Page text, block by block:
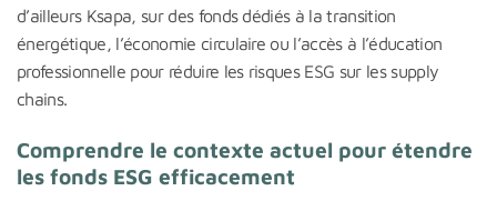
d’ailleurs Ksapa, sur des fonds dédiés à la transition
énergétique, l’économie circulaire ou l’accès à l’éducation
professionnelle pour réduire les risques ESG sur les supply
chains.
Comprendre le contexte actuel pour étendre
les fonds ESG efficacement